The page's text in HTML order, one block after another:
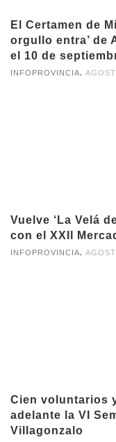
El Certamen de
orgullo entra’ de
el 10 de
INFOPROVINCIA,
Vuelve ‘La Velá
con el XXII
INFOPROVINCIA,
Cien voluntarios
adelante la VI
Villagonzalo